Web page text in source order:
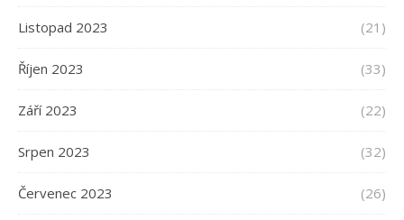
Listopad 2023 (21)
Říjen 2023 (33)
Září 2023 (22)
Srpen 2023 (32)
Červenec 2023 (26)